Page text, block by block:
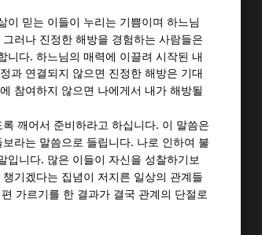
이 믿는 이들이 누리는 기쁨이며 하느님
그러나 진정한 해방을 경험하는 사람들은
니다. 하느님의 매력에 이끌려 시작된 내
과 연결되지 않으면 진정한 해방은 기대
참여하지 않으면 나에게서 내가 해방될
깨어서 준비하라고 하십니다. 이 말씀은
라는 말씀으로 들립니다. 나로 인하여 불
입니다. 많은 이들이 자신을 성찰하기보
기겠다는 집념이 저지른 일상의 관계들
가르기를 한 결과가 결국 관계의 단절로